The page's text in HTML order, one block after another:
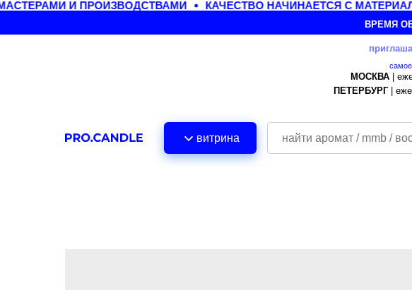
И ПРОИЗВОДСТВАМИ КАЧЕСТВО НАЧИНАЕТСЯ С
ВРЕМЯ
МОСКВА|
ПЕТЕРБУРГ|
витрина